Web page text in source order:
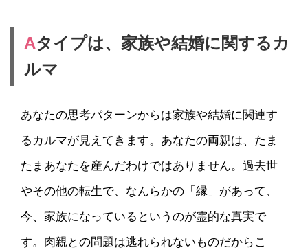
Aタイプは、家族や結婚に関するカ
ルマ
あなたの思考パターンからは家族や結婚に関連す
るカルマが見えてきます。あなたの両親は、たま
たまあなたを産んだわけではありません。過去世
やその他の転生で、なんらかの「縁」があって、
今、家族になっているというのが霊的な真実で
す。肉親との問題は逃れられないものだからこ